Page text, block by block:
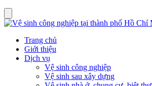
Trang chủ
Giới thiệu
Dịch vụ
Vệ sinh công nghiệp
Vệ sinh sau xây dựng